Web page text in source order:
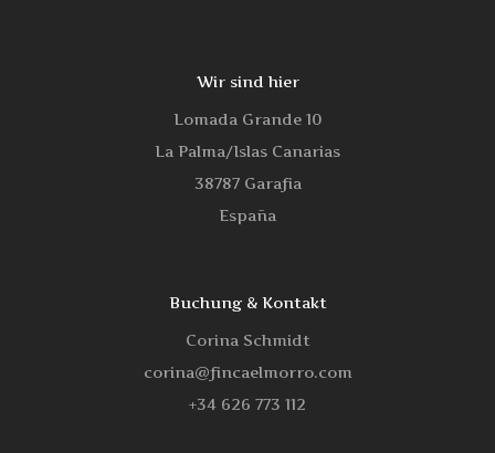
Wir sind hier
Lomada Grande 10
La Palma/Islas Canarias
38787 Garafia
España
Buchung & Kontakt
Corina Schmidt
corina@fincaelmorro.com
‭+34 626 773 112‬